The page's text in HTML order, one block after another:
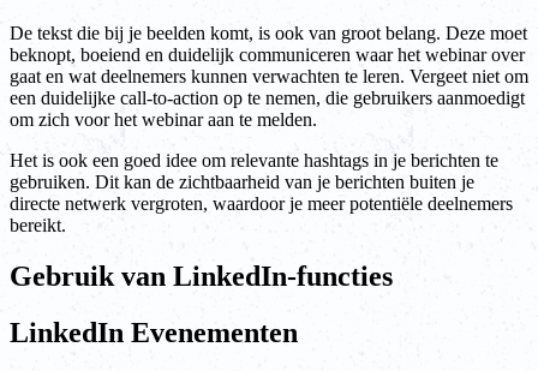
De tekst die bij je beelden komt, is ook van groot belang. Deze moet
beknopt, boeiend en duidelijk communiceren waar het webinar over
gaat en wat deelnemers kunnen verwachten te leren. Vergeet niet om
een duidelijke call-to-action op te nemen, die gebruikers aanmoedigt
om zich voor het webinar aan te melden.
Het is ook een goed idee om relevante hashtags in je berichten te
gebruiken. Dit kan de zichtbaarheid van je berichten buiten je
directe netwerk vergroten, waardoor je meer potentiële deelnemers
bereikt.
Gebruik van LinkedIn-functies
LinkedIn Evenementen